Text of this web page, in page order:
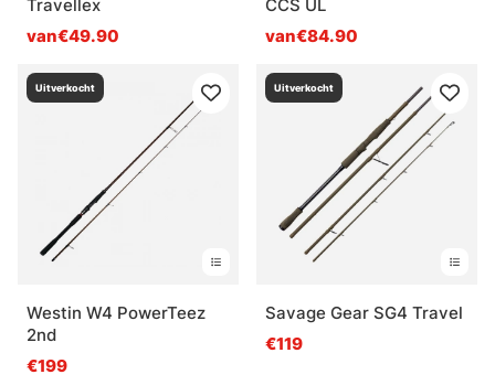
Travellex
van€49.90
CCS UL
van€84.90
Uitverkocht
Westin W4 PowerTeez
2nd
€199
Uitverkocht
Savage Gear SG4 Travel
€119